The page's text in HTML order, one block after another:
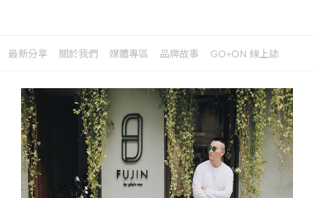
最新分享 關於我們 媒體專區 品牌故事 GO+ON 線上誌